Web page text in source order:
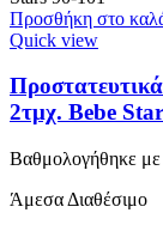
Προσθήκη στο
Quick view
2τμχ. Bebe
Βαθμολογήθηκε με
Άμεσα Διαθέσιμο